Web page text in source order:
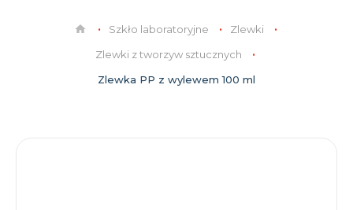
Szkło laboratoryjne
Zlewki
Zlewki z tworzyw sztucznych
Zlewka PP z wylewem 100 ml